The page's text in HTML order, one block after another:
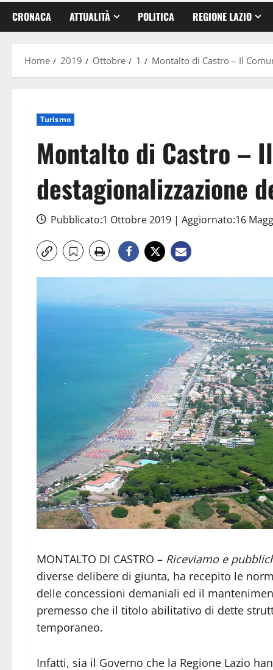
CRONACA ATTUALITÀ POLITICA REGIONE LAZIO
Home 2019 Ottobre 1 Montalto di Castro – Il
Turismo
Montalto di Castro –
destagionalizzazione
Pubblicato:1 Ottobre 2019 | Aggiornato:16
MONTALTO DI CASTRO – Riceviamo e
diverse delibere di giunta, ha recepito le
delle concessioni demaniali ed il
premesso che il titolo abilitativo di dette
temporaneo.
Infatti, sia il Governo che la Regione Lazio